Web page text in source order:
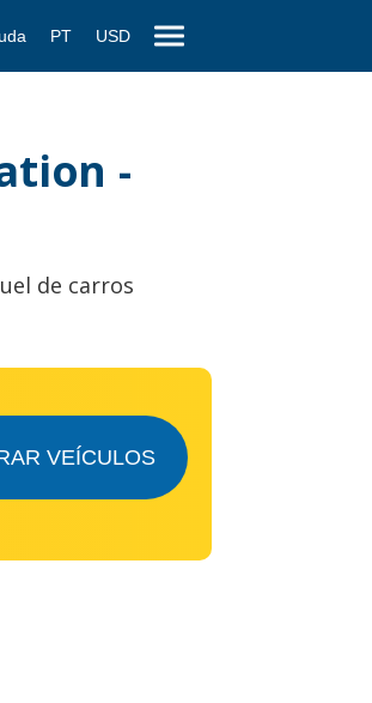
PT USD
-
de carros
VEÍCULOS